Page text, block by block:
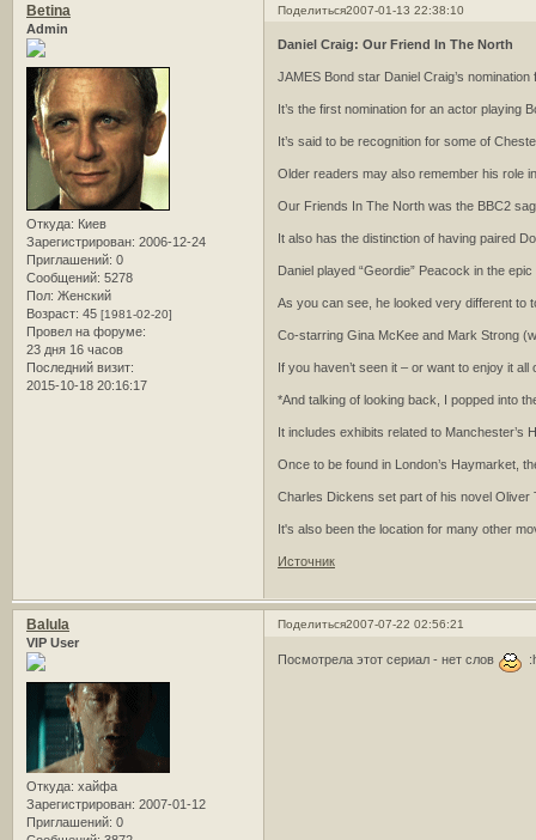
Поделиться2007-01-13 22:38:10
Betina
Admin
Откуда: Киев
Зарегистрирован: 2006-12-24
Приглашений: 0
Сообщений: 5278
Пол: Женский
Возраст: 45 [1981-02-20]
Провел на форуме:
23 дня 16 часов
Последний визит:
2015-10-18 20:16:17
Daniel Craig: Our Friend In The North
JAMES Bond star Daniel Craig’s
It’s the first nomination for an actor playing
It’s said to be recognition for some of
Older readers may also remember his role
Our Friends In The North was the BBC2
It also has the distinction of having paired
Daniel played “Geordie” Peacock in the
As you can see, he looked very different to
Co-starring Gina McKee and Mark Strong
If you haven’t seen it – or want to enjoy it
*And talking of looking back, I popped into
It includes exhibits related to
Once to be found in London’s Haymarket,
Charles Dickens set part of his novel Oliver
It's also been the location for many other
Источник
Поделиться2007-07-22 02:56:21
Balula
VIP User
Откуда: хайфа
Зарегистрирован: 2007-01-12
Приглашений: 0
Посмотрела этот сериал - нет слов